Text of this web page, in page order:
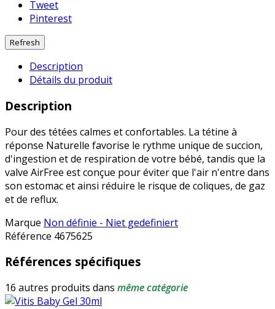
Tweet
Pinterest
Description
Détails du produit
Description
Pour des tétées calmes et confortables. La tétine à
réponse Naturelle favorise le rythme unique de succion,
d'ingestion et de respiration de votre bébé, tandis que la
valve AirFree est conçue pour éviter que l'air n'entre dans
son estomac et ainsi réduire le risque de coliques, de gaz
et de reflux.
Marque Non définie - Niet gedefiniert
Référence 4675625
Références spécifiques
16 autres produits dans même catégorie